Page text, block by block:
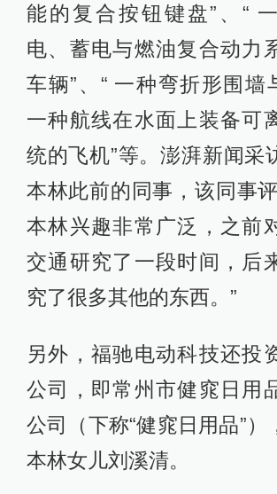
能的复合按钮键盘”、“
电、蓄电与燃油复合动力
车辆”、“ 一种弯折形围墙
一种航线在水面上装备可
统的飞机”等。澎湃新闻采
本林此前的同事，该同事
本林兴趣非常广泛，之前
交通研究了一段时间，后
究了很多其他的东西。”
另外，福驰电动科技还投
公司，即常州市健窕日用
公司（下称“健窕日用品”）
本林女儿刘溪清。